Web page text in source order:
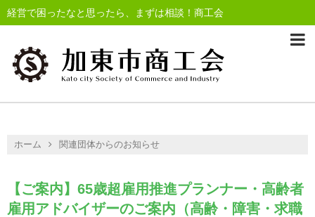
経営で困ったなと思ったら、まずは相談！商工会
ホーム 関連団体からのお知らせ
【ご案内】65歳超雇用推進プランナー・高齢者
雇用アドバイザーのご案内（高齢・障害・求職